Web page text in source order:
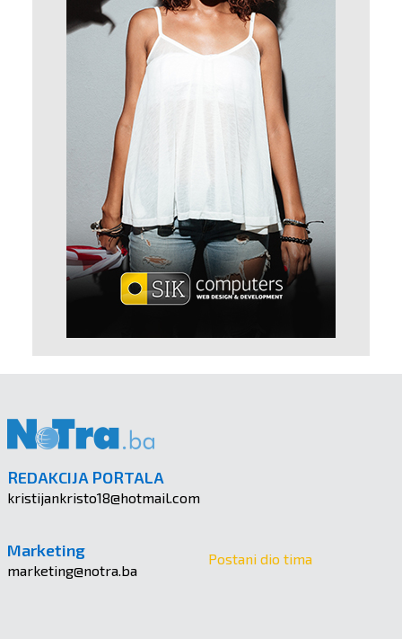
REDAKCIJA PORTALA
kristijankristo18@hotmail.com
Marketing
marketing@notra.ba
Postani dio tima